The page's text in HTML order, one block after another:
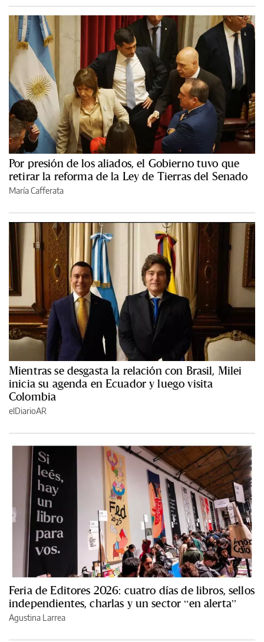
Por presión de los aliados, el Gobierno tuvo que
retirar la reforma de la Ley de Tierras del Senado
María Cafferata
Mientras se desgasta la relación con Brasil, Milei
inicia su agenda en Ecuador y luego visita
Colombia
elDiarioAR
Feria de Editores 2026: cuatro días de libros, sellos
independientes, charlas y un sector “en alerta”
Agustina Larrea